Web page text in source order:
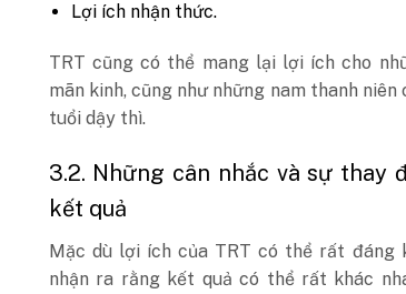
Lợi ích nhận thức.
TRT cũng có thể mang lại lợi ích cho
mãn kinh, cũng như những nam thanh
tuổi dậy thì.
3.2. Những cân nhắc và sự thay
kết quả
Mặc dù lợi ích của TRT có thể rất đáng
nhận ra rằng kết quả có thể rất khác